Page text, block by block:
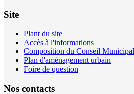
Site
Plant du site
Accès à l'informations
Composition du Conseil Municipal
Plan d'aménagement urbain
Foire de question
Nos contacts